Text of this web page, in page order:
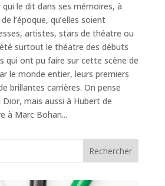
qui le dit dans ses mémoires, à
l’époque, qu’elles soient
artistes, stars de théatre ou
surtout le théatre des débuts
qui ont pu faire sur cette scène de
le monde entier, leurs premiers
brillantes carrières. On pense
mais aussi à Hubert de
à Marc Bohan...
Rechercher